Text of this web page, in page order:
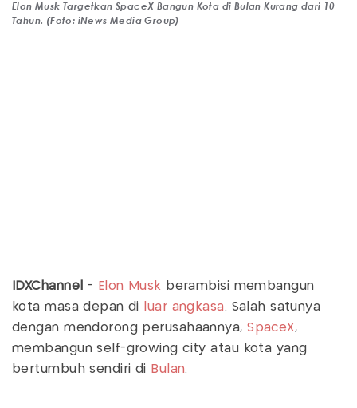
Elon Musk Targetkan SpaceX Bangun Kota di Bulan Kurang dari 10
Tahun. (Foto: iNews Media Group)
IDXChannel - Elon Musk berambisi membangun
kota masa depan di
luar angkasa . Salah satunya
dengan mendorong perusahaannya,SpaceX,
membangun self-growing city atau kota yang
bertumbuh sendiri di Bulan.